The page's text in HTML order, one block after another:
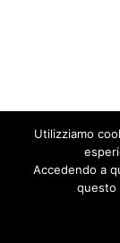
Utilizziamo
Accedendo a
questo